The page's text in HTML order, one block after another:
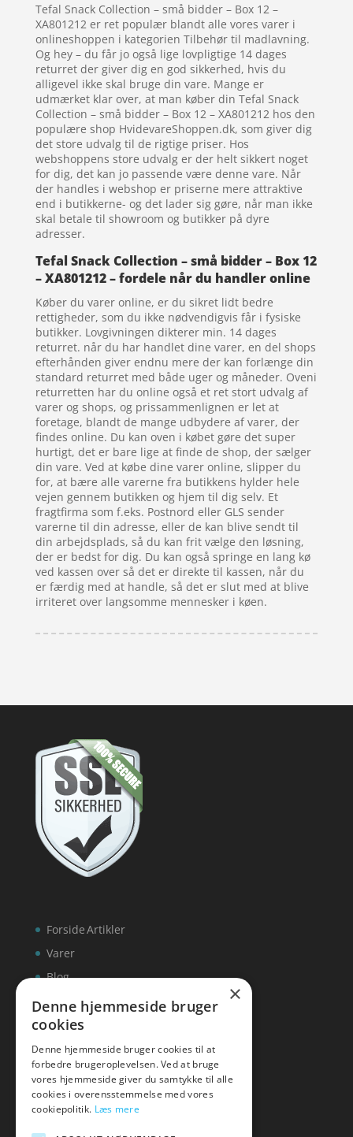
Tefal Snack Collection – små bidder – Box 12 –
XA801212 er ret populær blandt alle vores varer i
onlineshoppen i kategorien Tilbehør til madlavning.
Og hey – du får jo også lige lovpligtige 14 dages
returret der giver dig en god sikkerhed, hvis du
alligevel ikke skal bruge din vare. Mange er
udmærket klar over, at man køber din Tefal Snack
Collection – små bidder – Box 12 – XA801212 hos den
populære shop HvidevareShoppen.dk, som giver dig
det store udvalg til de rigtige priser. Hos
webshoppens store udvalg er der helt sikkert noget
for dig, det kan jo passende være denne vare. Når
der handles i webshop er priserne mere attraktive
end i butikkerne- og det lader sig gøre, når man ikke
skal betale til showroom og butikker på dyre
adresser.
Tefal Snack Collection – små bidder – Box 12
– XA801212 – fordele når du handler online
Køber du varer online, er du sikret lidt bedre
rettigheder, som du ikke nødvendigvis får i fysiske
butikker. Lovgivningen dikterer min. 14 dages
returret. når du har handlet dine varer, en del shops
efterhånden giver endnu mere der kan forlænge din
standard returret med både uger og måneder. Oveni
returretten har du online også et ret stort udvalg af
varer og shops, og prissammenlignen er let at
foretage, blandt de mange udbydere af varer, der
findes online. Du kan oven i købet gøre det super
hurtigt, det er bare lige at finde de shop, der sælger
din vare. Ved at købe dine varer online, slipper du
for, at bære alle varerne fra butikkens hylder hele
vejen gennem butikken og hjem til dig selv. Et
fragtfirma som f.eks. Postnord eller GLS sender
varerne til din adresse, eller de kan blive sendt til
din arbejdsplads, så du kan frit vælge den løsning,
der er bedst for dig. Du kan også springe en lang kø
ved kassen over så det er direkte til kassen, når du
er færdig med at handle, så det er slut med at blive
irriteret over langsomme mennesker i køen.
Forside
Varer
Blog
Kontakt
Artikler
hvidevaremagasinet
Tlf: 7876 8672
Mail:
×
Denne hjemmeside bruger
cookies
Denne hjemmeside bruger cookies til at
forbedre brugeroplevelsen. Ved at bruge
vores hjemmeside giver du samtykke til alle
cookies i overensstemmelse med vores
cookiepolitik. Læs mere